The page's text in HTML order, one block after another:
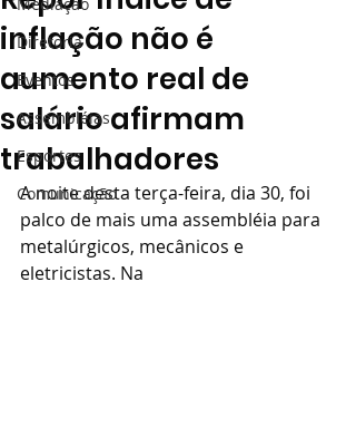
Diretoria
Eventos
Assembléias
Esportes
Comunicação
inflação não é
aumento real de
salário afirmam
trabalhadores
A noite desta terça-feira, dia 30, foi
palco de mais uma assembléia para
metalúrgicos, mecânicos e
eletricistas. Na